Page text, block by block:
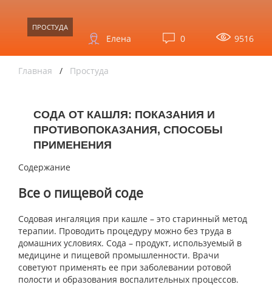
ПРОСТУДА
9516
0
Елена
Главная / Простуда
СОДА ОТ КАШЛЯ: ПОКАЗАНИЯ И
ПРОТИВОПОКАЗАНИЯ, СПОСОБЫ
ПРИМЕНЕНИЯ
Содержание
Все о пищевой соде
Содовая ингаляция при кашле – это старинный метод
терапии. Проводить процедуру можно без труда в
домашних условиях. Сода – продукт, используемый в
медицине и пищевой промышленности. Врачи
советуют применять ее при заболевании ротовой
полости и образования воспалительных процессов.